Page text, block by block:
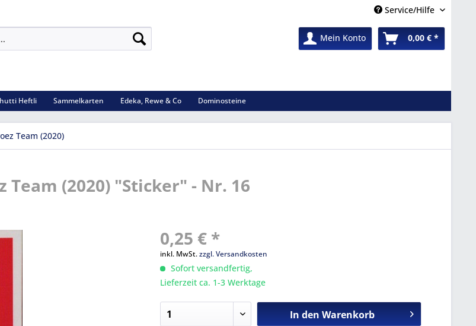
Service/Hilfe
Mein Konto 0,00 € *
Heftli Sammelkarten Edeka, Rewe & Co Dominosteine
Team (2020)
(2020) "Sticker" - Nr. 16
0,25 € *
inkl. MwSt.zzgl. Versandkosten
Sofort versandfertig,
Lieferzeit ca. 1-3 Werktage
In den Warenkorb